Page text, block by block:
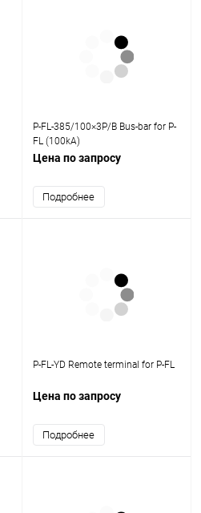
P-FL-385/100×3P/B Bus-bar for P-
FL (100kA)
Цена по запросу
Подробнее
P-FL-YD Remote terminal for P-FL
Цена по запросу
Подробнее